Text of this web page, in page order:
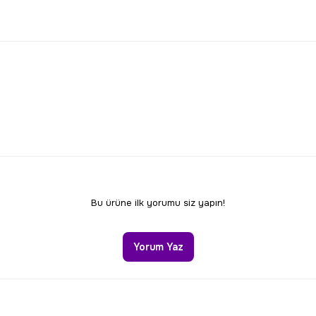
Bu ürüne ilk yorumu siz yapın!
Yorum Yaz